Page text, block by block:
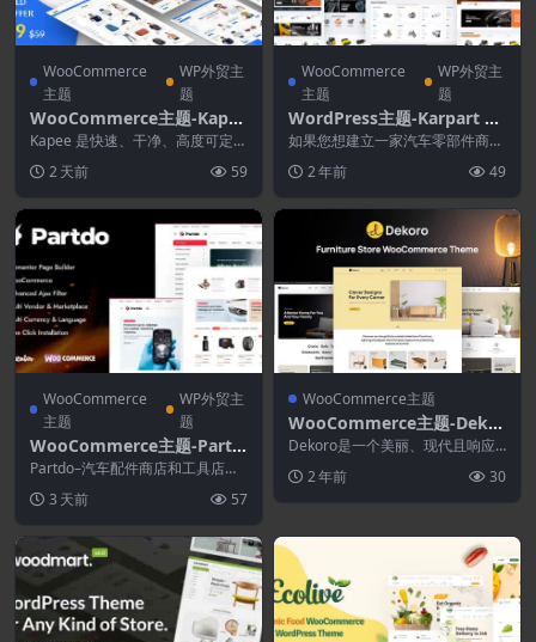
WooCommerce
主题
WP外贸主
题
WooCommerce主题-Kapee
1.7.4–现代多用途WooCom
merce主题
Kapee 是快速、干净、高度可定制
K... 2 天前 59
WooCommerce
主题
WP外贸主
题
WordPress主题-Karpart 1.
0.6–汽车零部件WooComm
erce主题
如果您想建立一家汽车零部件商
工具店电子商...
2 年前 49
WooCommerce
主题
WP外贸主
题
WooCommerce主题-Partd
o 1.5.0–汽车零部件和工具店
WooCommerce主题
Partdo–汽车配件商店和工具店电
3 天前 57
WooCommerce主题
WooCommerce主题-Dekor
o 1.0.3–家具店WooComme
rce主题
Dekoro是一个美丽、现代且响应
2 年前 30